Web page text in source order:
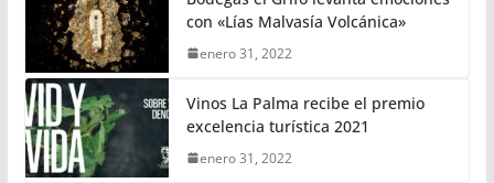
con «Lías Malvasía Volcánica»
enero 31, 2022
Vinos La Palma recibe el premio
excelencia turística 2021
enero 31, 2022